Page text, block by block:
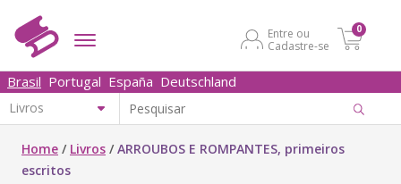
Entre ou
Cadastre-se
0
Brasil Portugal España Deutschland
Home / Livros /ARROUBOS E ROMPANTES, primeiros
escritos